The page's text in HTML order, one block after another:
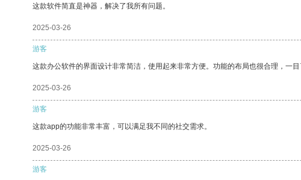
这款软件简直是神器，解决了我所有问题。
2025-03-26
游客
这款办公软件的界面设计非常简洁，使用起来非常方便。功能的布局也很合理，一目
2025-03-26
游客
这款app的功能非常丰富，可以满足我不同的社交需求。
2025-03-26
游客